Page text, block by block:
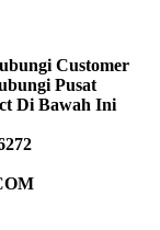
Customer
Pusat
Di Bawah Ini